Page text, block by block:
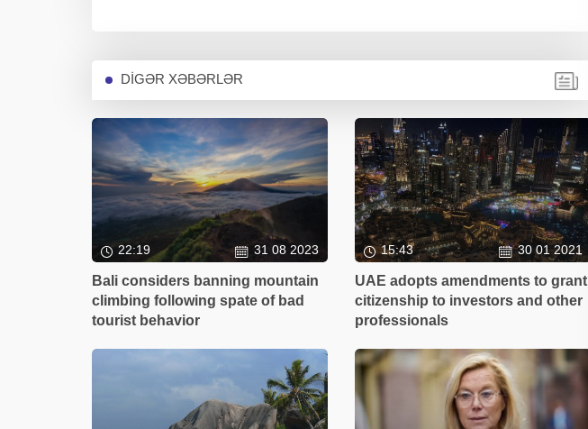
DİGƏR XƏBƏRLƏR
22:19 31 08 2023
Bali considers banning mountain
climbing following spate of bad
tourist behavior
15:43 30 01 2021
UAE adopts amendments to grant
citizenship to investors and other
professionals